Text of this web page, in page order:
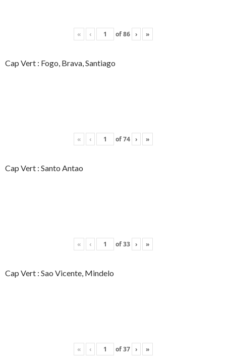
« ‹ of86 › »
Cap Vert : Fogo, Brava, Santiago
« ‹ of74 › »
Cap Vert : Santo Antao
« ‹ of33 › »
Cap Vert : Sao Vicente, Mindelo
« ‹ of37 › »